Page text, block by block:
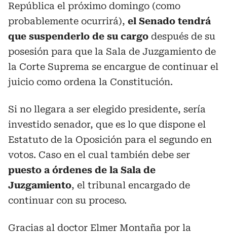
República el próximo domingo (como
probablemente ocurrirá), el Senado tendrá
que suspenderlo de su cargo después de su
posesión para que la Sala de Juzgamiento de
la Corte Suprema se encargue de continuar el
juicio como ordena la Constitución.
Si no llegara a ser elegido presidente, sería
investido senador, que es lo que dispone el
Estatuto de la Oposición para el segundo en
votos. Caso en el cual también debe ser
puesto a órdenes de la Sala de
Juzgamiento, el tribunal encargado de
continuar con su proceso.
Gracias al doctor Elmer Montaña por la